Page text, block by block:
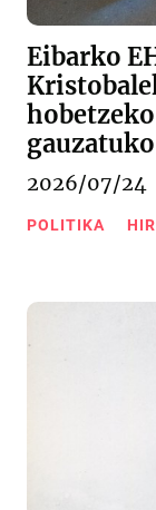
Eibarko
2026/07/24
POLITIKA